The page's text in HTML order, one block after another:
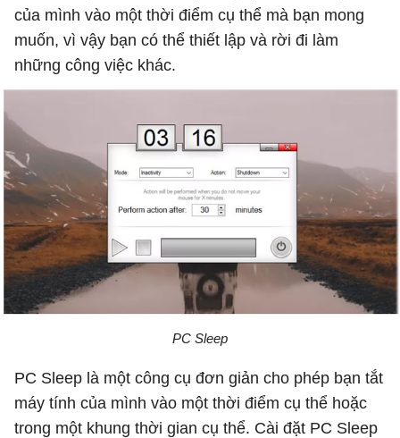
của mình vào một thời điểm cụ thể mà bạn mong
muốn, vì vậy bạn có thể thiết lập và rời đi làm
những công việc khác.
PC Sleep
PC Sleep là một công cụ đơn giản cho phép bạn tắt
máy tính của mình vào một thời điểm cụ thể hoặc
trong một khung thời gian cụ thể. Cài đặt PC Sleep